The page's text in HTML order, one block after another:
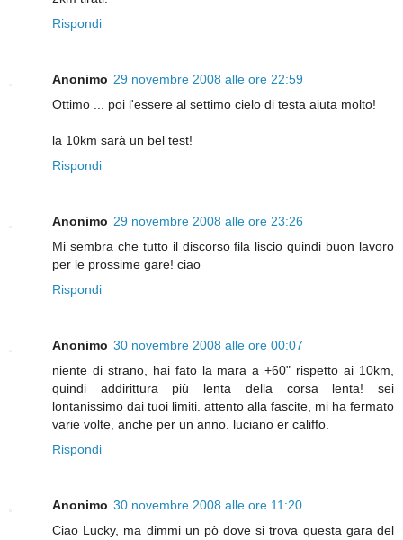
Rispondi
Anonimo 29 novembre 2008 alle ore 22:59
Ottimo ... poi l'essere al settimo cielo di testa aiuta molto!
la 10km sarà un bel test!
Rispondi
Anonimo 29 novembre 2008 alle ore 23:26
Mi sembra che tutto il discorso fila liscio quindi buon lavoro
per le prossime gare! ciao
Rispondi
Anonimo 30 novembre 2008 alle ore 00:07
niente di strano, hai fato la mara a +60" rispetto ai 10km,
quindi addirittura più lenta della corsa lenta! sei
lontanissimo dai tuoi limiti. attento alla fascite, mi ha fermato
varie volte, anche per un anno. luciano er califfo.
Rispondi
Anonimo 30 novembre 2008 alle ore 11:20
Ciao Lucky, ma dimmi un pò dove si trova questa gara del